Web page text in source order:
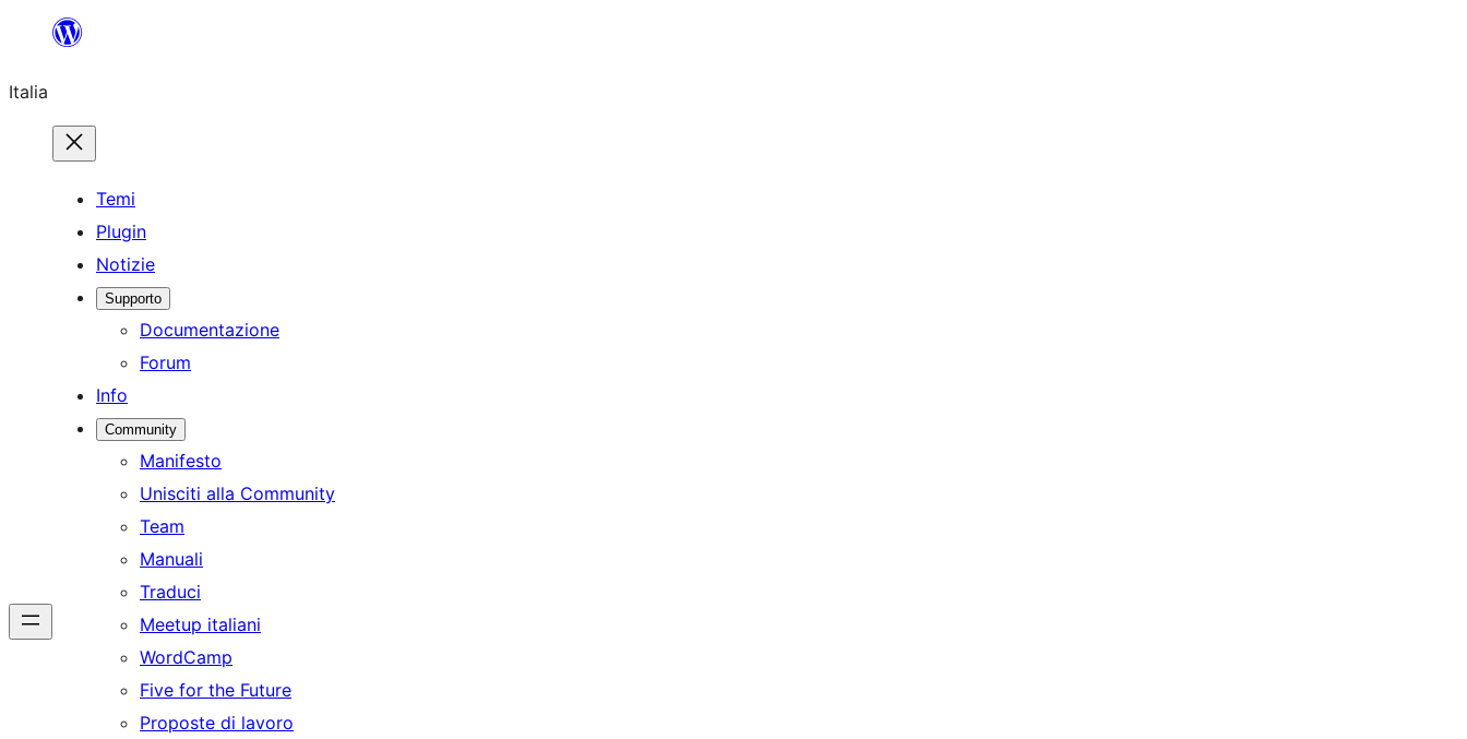
contenuto
Italia
Temi
Plugin
Notizie
Supporto
Documentazione
Forum
Info
Community
Manifesto
Unisciti alla Community
Team
Manuali
Traduci
Meetup italiani
WordCamp
Five for the Future
Proposte di lavoro